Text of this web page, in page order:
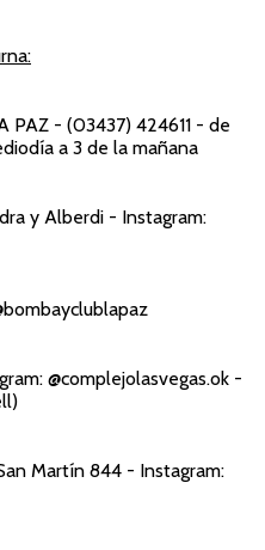
PAZ - (03437) 424611 - de
a 3 de la mañana
y Alberdi - Instagram:
@complejolasvegas.ok -
Martín 844 - Instagram: